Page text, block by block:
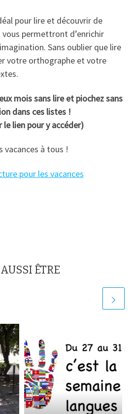
pour lire et découvrir de
permettront d’enrichir
Sans oublier que lire
votre orthographe et votre
mois sans lire et piochez sans
dans ces listes !
le lien pour y accéder)
vacances à tous !
pour les vacances
ÊTRE